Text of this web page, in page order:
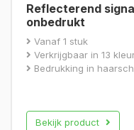
Reflecterend
onbedrukt
Vanaf 1 stuk
Verkrijgbaar in 13
Bedrukking in
Bekijk product